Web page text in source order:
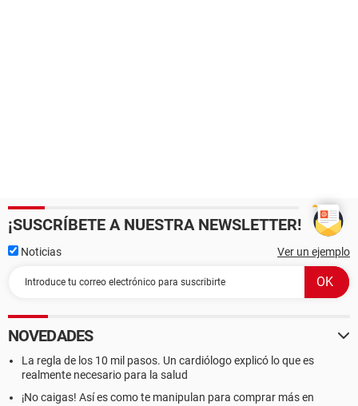
¡SUSCRÍBETE A NUESTRA NEWSLETTER!
Noticias Ver un ejemplo
NOVEDADES
La regla de los 10 mil pasos. Un cardiólogo explicó lo que es
realmente necesario para la salud
¡No caigas! Así es como te manipulan para comprar más en